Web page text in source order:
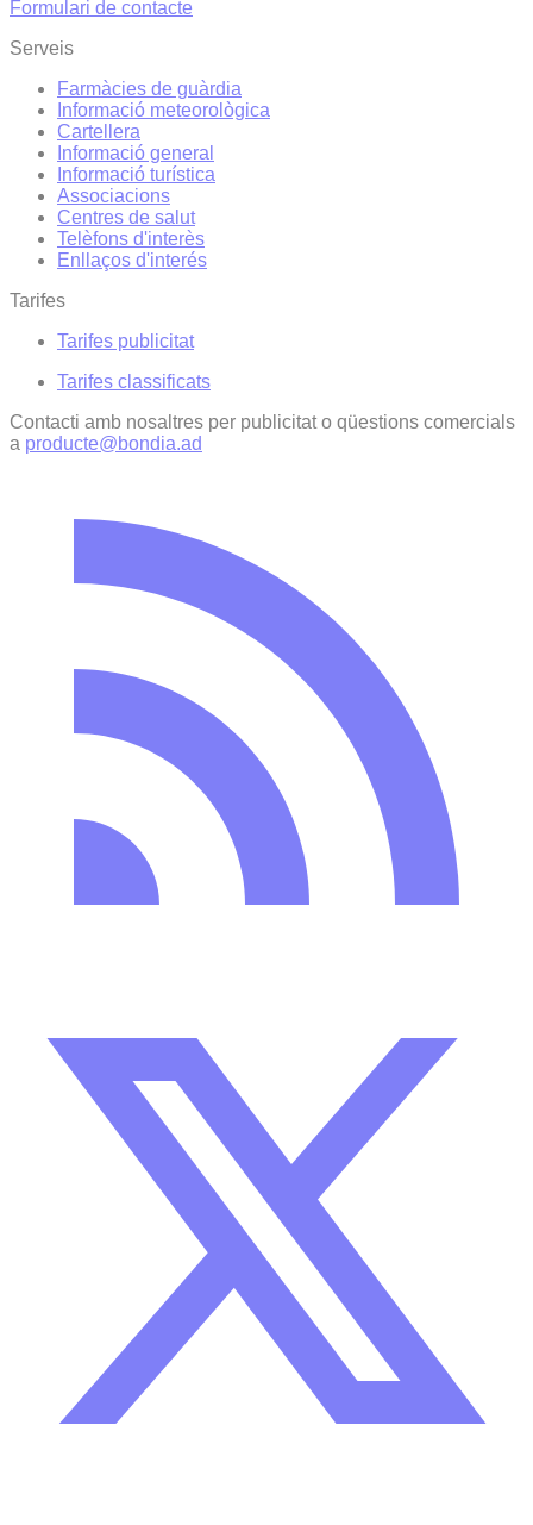
Formulari de contacte
Serveis
Farmàcies de guàrdia
Informació meteorològica
Cartellera
Informació general
Informació turística
Associacions
Centres de salut
Telèfons d'interès
Enllaços d'interés
Tarifes
Tarifes publicitat
Tarifes classificats
Contacti amb nosaltres per publicitat o qüestions comercials
a producte@bondia.ad